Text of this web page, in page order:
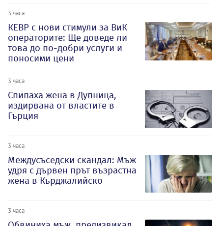
3 часа
КЕВР с нови стимули за ВиК
операторите: Ще доведе ли
това до по-добри услуги и
поносими цени
3 часа
Спипаха жена в Дупница,
издирвана от властите в
Гърция
3 часа
Междусъседски скандал: Мъж
удря с дървен прът възрастна
жена в Кърджалийско
3 часа